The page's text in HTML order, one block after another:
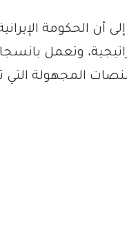
أن الحكومة
وتعمل
المجهولة التي